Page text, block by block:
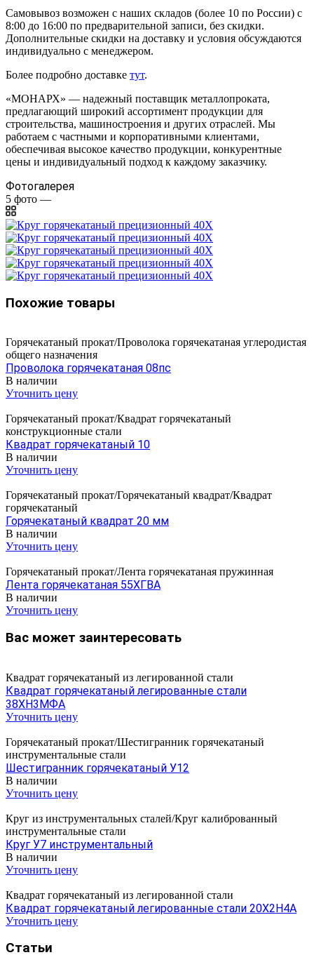
Самовывоз возможен с наших складов (более 10 по России) с
8:00 до 16:00 по предварительной записи, без скидки.
Дополнительные скидки на доставку и условия обсуждаются
индивидуально с менеджером.
Более подробно доставке тут.
«МОНАРХ» — надежный поставщик металлопроката,
предлагающий широкий ассортимент продукции для
строительства, машиностроения и других отраслей. Мы
работаем с частными и корпоративными клиентами,
обеспечивая высокое качество продукции, конкурентные
цены и индивидуальный подход к каждому заказчику.
Фотогалерея
5 фото —
Похожие товары
Горячекатаный прокат/Проволока горячекатаная углеродистая
общего назначения
Проволока горячекатаная 08пс
В наличии
Уточнить цену
Горячекатаный прокат/Квадрат горячекатаный
конструкционные стали
Квадрат горячекатаный 10
В наличии
Уточнить цену
Горячекатаный прокат/Горячекатаный квадрат/Квадрат
горячекатаный
Горячекатаный квадрат 20 мм
В наличии
Уточнить цену
Горячекатаный прокат/Лента горячекатаная пружинная
Лента горячекатаная 55ХГВА
В наличии
Уточнить цену
Вас может заинтересовать
Квадрат горячекатаный из легированной стали
Квадрат горячекатаный легированные стали
38ХН3МФА
Уточнить цену
Горячекатаный прокат/Шестигранник горячекатаный
инструментальные стали
Шестигранник горячекатаный У12
В наличии
Уточнить цену
Круг из инструментальных сталей/Круг калиброванный
инструментальные стали
Круг У7 инструментальный
В наличии
Уточнить цену
Квадрат горячекатаный из легированной стали
Квадрат горячекатаный легированные стали 20Х2Н4А
Уточнить цену
Статьи